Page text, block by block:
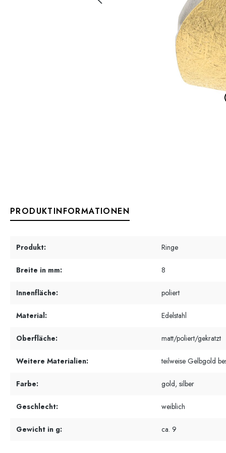
PRODUKTINFORMATIONEN
Produkt: Ringe
Breite in mm: 8
Innenfläche: poliert
Material: Edelstahl
Oberfläche: matt/poliert/gekratzt
Weitere Materialien: teilweise Gelbgold
Farbe: gold, silber
Geschlecht: weiblich
Gewicht in g: ca. 9